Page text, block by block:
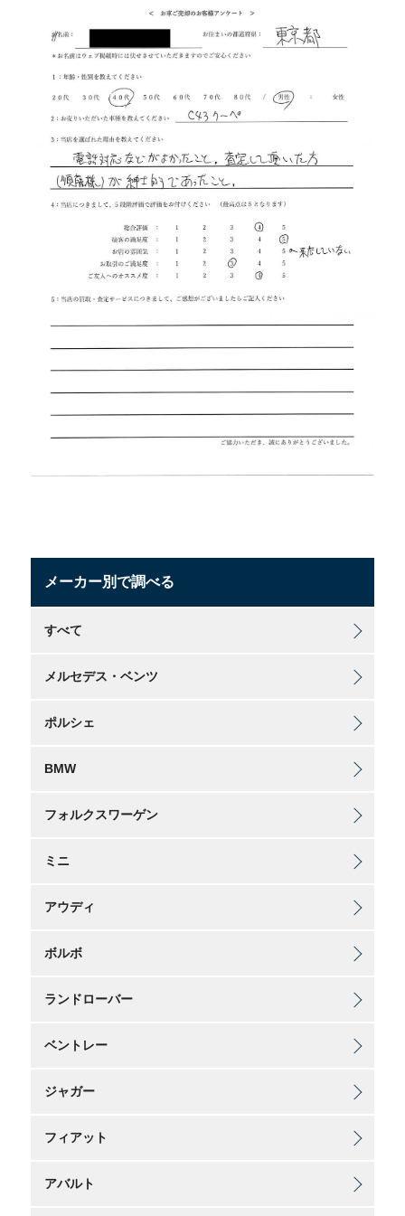
メーカー別で調べる
すべて
メルセデス・ベンツ
ポルシェ
BMW
フォルクスワーゲン
ミニ
アウディ
ボルボ
ランドローバー
ベントレー
ジャガー
フィアット
アバルト